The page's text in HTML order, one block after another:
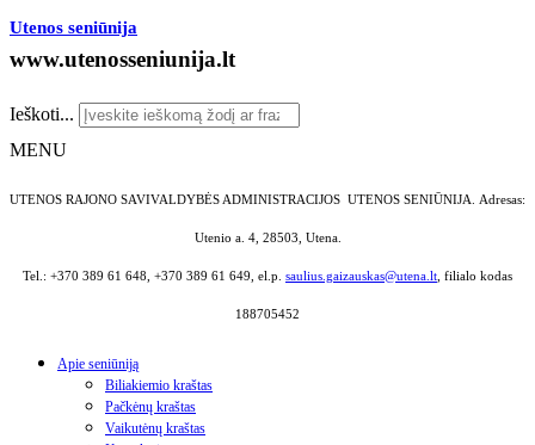
Utenos seniūnija
www.utenosseniunija.lt
Ieškoti...
MENU
UTENOS RAJONO SAVIVALDYBĖS ADMINISTRACIJOS UTENOS SENIŪNIJA. Adresas:
Utenio a. 4, 28503, Utena.
Tel.: +370 389 61 648, +370 389 61 649, el.p. saulius.gaizauskas@utena.lt, filialo kodas
188705452
Apie seniūniją
Biliakiemio kraštas
Pačkėnų kraštas
Vaikutėnų kraštas